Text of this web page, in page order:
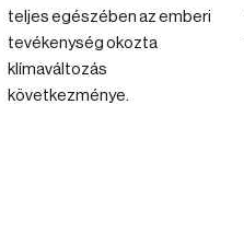
teljes egészében az emberi
tevékenység okozta
klímaváltozás
következménye.